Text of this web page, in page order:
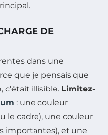
DE
dans une
que je pensais que
c'était illisible. Limitez-
: une couleur
le cadre), une couleur
importantes), et une